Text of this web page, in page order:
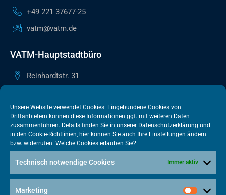
Unsere Website verwendet Cookies. Eingebundene Cookies von
Drittanbietern können diese Informationen ggf. mit weiteren Daten
zusammenführen. Details finden Sie in unserer Datenschutzerklärung und
in den Cookie-Richtlinien, hier können Sie auch Ihre Einstellungen ändern
bzw. widerrufen. Welche Cookies erlauben Sie?
Technisch notwendige Cookies Immer aktiv
Marketing
+49 221 37677-25
vatm@vatm.de
VATM-Hauptstadtbüro
Reinhardtstr. 31
+49 30 505615-38
berlin@vatm.de
VATM-Büro Brüssel